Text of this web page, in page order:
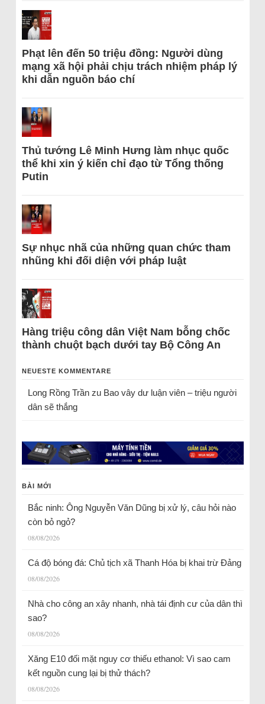
Phạt lên đến 50 triệu đồng: Người dùng
mạng xã hội phải chịu trách nhiệm pháp lý
khi dẫn nguồn báo chí
Thủ tướng Lê Minh Hưng làm nhục quốc
thể khi xin ý kiến chỉ đạo từ Tổng thống
Putin
Sự nhục nhã của những quan chức tham
nhũng khi đối diện với pháp luật
Hàng triệu công dân Việt Nam bỗng chốc
thành chuột bạch dưới tay Bộ Công An
NEUESTE KOMMENTARE
Long Rồng Trầnzu Bao vây dư luận viên – triệu người
dân sẽ thắng
BÀI MỚI
Bắc ninh: Ông Nguyễn Văn Dũng bị xử lý, câu hỏi nào
còn bỏ ngỏ?
08/08/2026
Cá độ bóng đá: Chủ tịch xã Thanh Hóa bị khai trừ Đảng
08/08/2026
Nhà cho công an xây nhanh, nhà tái định cư của dân thì
sao?
08/08/2026
Xăng E10 đối mặt nguy cơ thiếu ethanol: Vì sao cam
kết nguồn cung lại bị thử thách?
08/08/2026